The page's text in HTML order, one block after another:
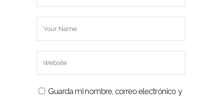
Guarda mi nombre, correo electrónico y